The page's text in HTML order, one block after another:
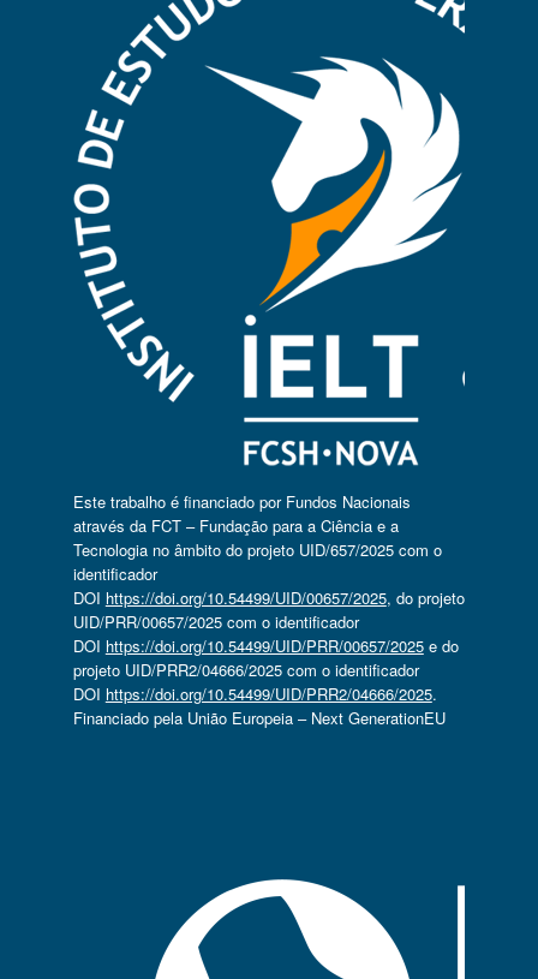
Este trabalho é financiado por Fundos Nacionais
através da FCT – Fundação para a Ciência e a
Tecnologia no âmbito do projeto UID/657/2025 com o
identificador
DOI https://doi.org/10.54499/UID/00657/2025, do projeto
UID/PRR/00657/2025 com o identificador
DOI https://doi.org/10.54499/UID/PRR/00657/2025e do
projeto UID/PRR2/04666/2025 com o identificador
DOI https://doi.org/10.54499/UID/PRR2/04666/2025.
Financiado pela União Europeia – Next GenerationEU